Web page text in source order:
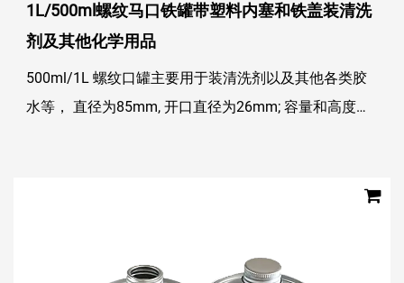
1L/500ml螺纹马口铁罐带塑料内塞和铁盖装清洗
剂及其他化学用品
500ml/1L 螺纹口罐主要用于装清洗剂以及其他各类胶
水等， 直径为85mm, 开口直径为26mm; 容量和高度可